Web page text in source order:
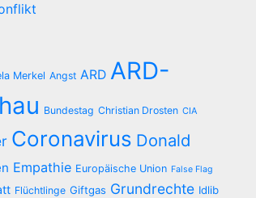
Merkel Angst ARD ARD-
Bundestag Christian Drosten CIA
Coronavirus Donald
Empathie Europäische Union False Flag
Flüchtlinge Giftgas Grundrechte Idlib